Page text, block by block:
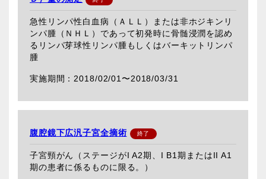
急性リンパ性白血病（ＡＬＬ）または非ホジキンリ
ンパ腫（ＮＨＬ）であって初発時に骨髄浸潤を認め
るリンパ芽球性リンパ腫もしくはバーキットリンパ
腫
2018/02/01〜2018/03/31
腹腔鏡下広汎子宮全摘術
子宮頸がん（ステージがI A2期、I B1期またはII A1
期の患者に係るものに限る。）